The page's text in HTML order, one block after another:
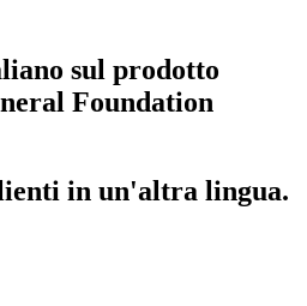
sul prodotto
Foundation
in un'altra lingua.